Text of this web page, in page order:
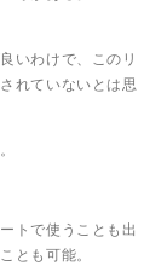
いわけで、このリ
れていないとは思
トで使うことも出
とも可能。